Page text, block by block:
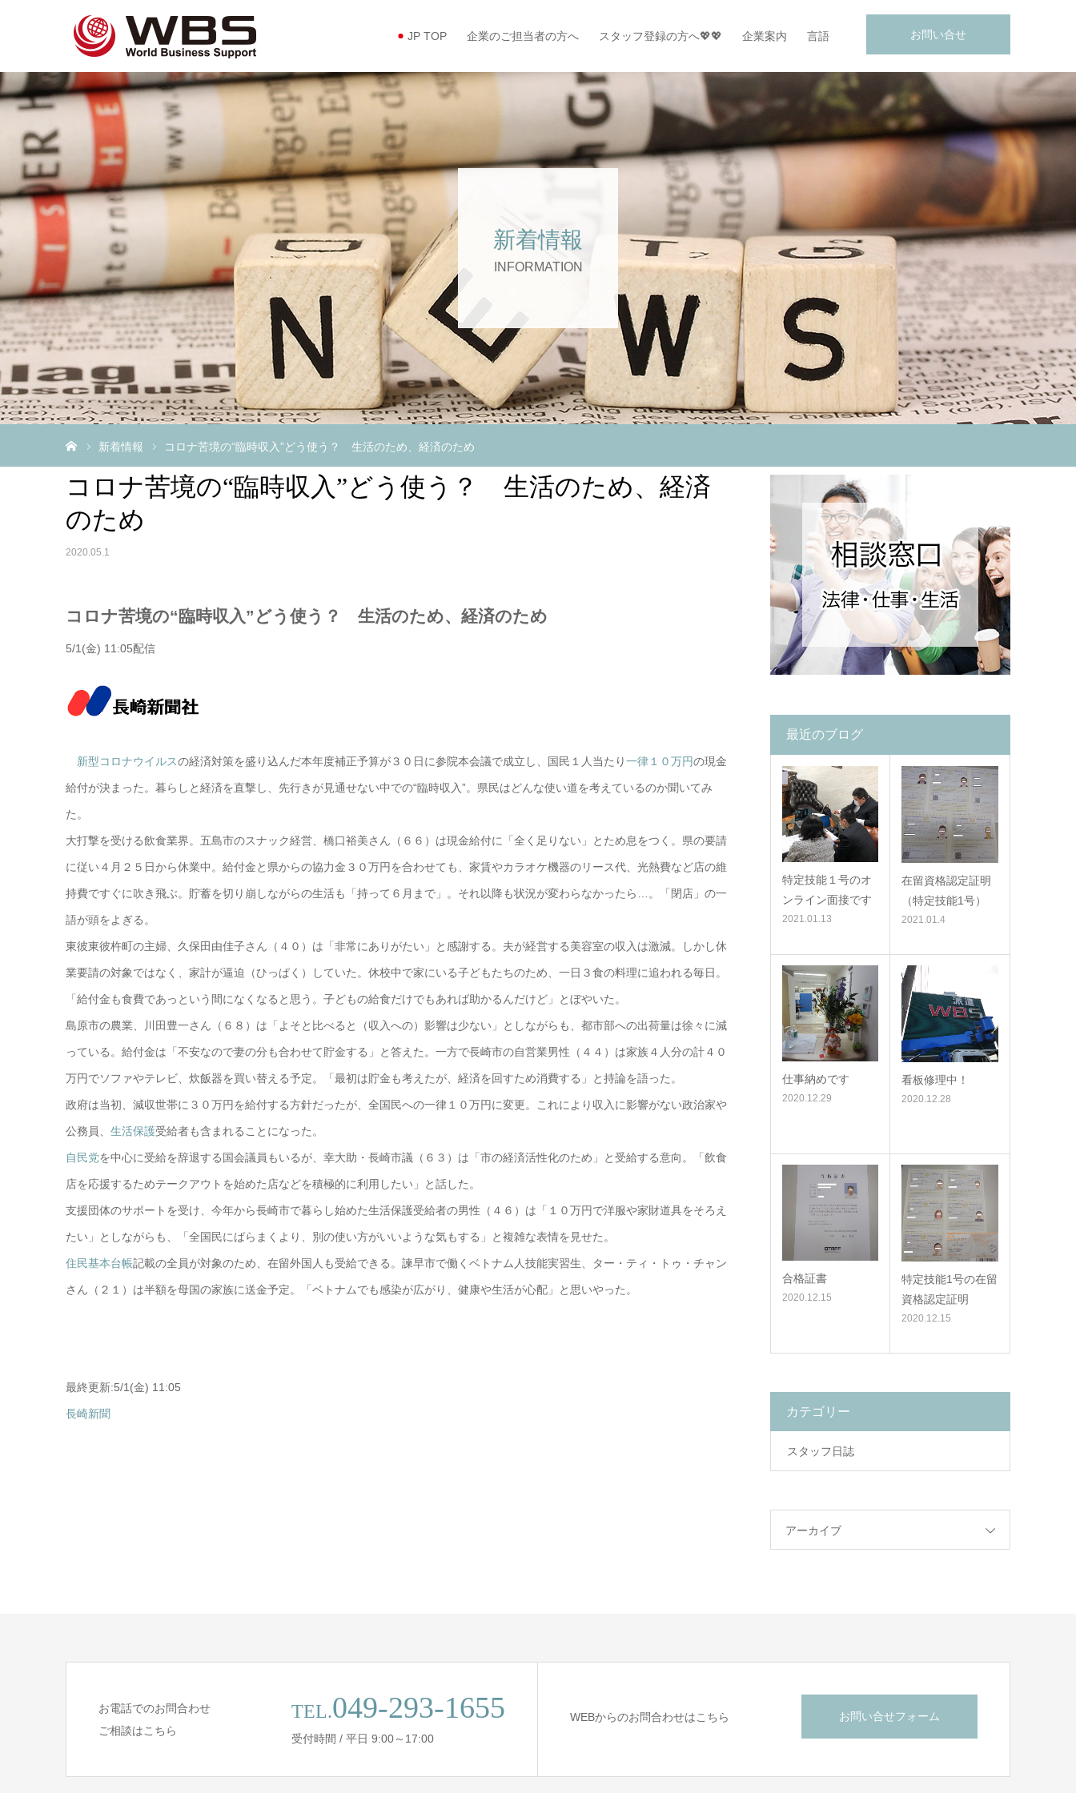
お問い合せ
JP TOP 企業のご担当者の方へ スタッフ登録の方へ💖💖 企業案内 言語
新着情報
INFORMATION
新着情報 コロナ苦境の“臨時収入”どう使う？ 生活のため、経済のため
コロナ苦境の“臨時収入”どう使う？ 生活のため、経済
のため
2020.05.1
コロナ苦境の“臨時収入”どう使う？ 生活のため、経済のため
5/1(金) 11:05配信
新型コロナウイルスの経済対策を盛り込んだ本年度補正予算が３０日に参院本会議で成立し、国民１人当たり一律１０万円の現金
給付が決まった。暮らしと経済を直撃し、先行きが見通せない中での“臨時収入”。県民はどんな使い道を考えているのか聞いてみ
た。
大打撃を受ける飲食業界。五島市のスナック経営、橋口裕美さん（６６）は現金給付に「全く足りない」とため息をつく。県の要請
に従い４月２５日から休業中。給付金と県からの協力金３０万円を合わせても、家賃やカラオケ機器のリース代、光熱費など店の維
持費ですぐに吹き飛ぶ。貯蓄を切り崩しながらの生活も「持って６月まで」。それ以降も状況が変わらなかったら…。「閉店」の一
語が頭をよぎる。
東彼東彼杵町の主婦、久保田由佳子さん（４０）は「非常にありがたい」と感謝する。夫が経営する美容室の収入は激減。しかし休
業要請の対象ではなく、家計が逼迫（ひっぱく）していた。休校中で家にいる子どもたちのため、一日３食の料理に追われる毎日。
「給付金も食費であっという間になくなると思う。子どもの給食だけでもあれば助かるんだけど」とぼやいた。
島原市の農業、川田豊一さん（６８）は「よそと比べると（収入への）影響は少ない」としながらも、都市部への出荷量は徐々に減
っている。給付金は「不安なので妻の分も合わせて貯金する」と答えた。一方で長崎市の自営業男性（４４）は家族４人分の計４０
万円でソファやテレビ、炊飯器を買い替える予定。「最初は貯金も考えたが、経済を回すため消費する」と持論を語った。
政府は当初、減収世帯に３０万円を給付する方針だったが、全国民への一律１０万円に変更。これにより収入に影響がない政治家や
公務員、 生活保護受給者も含まれることになった。
自民党を中心に受給を辞退する国会議員もいるが、幸大助・長崎市議（６３）は「市の経済活性化のため」と受給する意向。「飲食
店を応援するためテークアウトを始めた店などを積極的に利用したい」と話した。
支援団体のサポートを受け、今年から長崎市で暮らし始めた生活保護受給者の男性（４６）は「１０万円で洋服や家財道具をそろえ
たい」としながらも、「全国民にばらまくより、別の使い方がいいような気もする」と複雑な表情を見せた。
住民基本台帳記載の全員が対象のため、在留外国人も受給できる。諫早市で働くベトナム人技能実習生、ター・ティ・トゥ・チャン
さん（２１）は半額を母国の家族に送金予定。「ベトナムでも感染が広がり、健康や生活が心配」と思いやった。
最終更新:5/1(金) 11:05
長崎新聞
最近のブログ
特定技能１号のオ
ンライン面接です
2021.01.13
在留資格認定証明
（特定技能1号）
2021.01.4
仕事納めです
2020.12.29
看板修理中！
2020.12.28
合格証書
2020.12.15
特定技能1号の在留
資格認定証明
2020.12.15
カテゴリー
スタッフ日誌
アーカイブ
お電話でのお問合わせ
ご相談はこちら
TEL.049-293-1655
受付時間 / 平日 9:00～17:00
WEBからのお問合わせはこちら お問い合せフォーム